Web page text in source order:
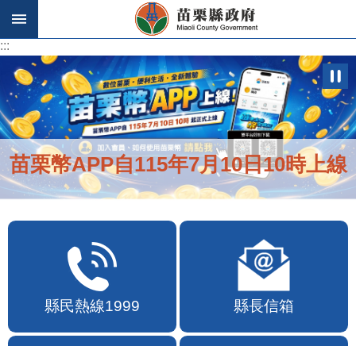
跳到主要內容區塊
:::
苗栗幣APP自115年7月10日10時上線
縣民熱線1999 縣長信箱